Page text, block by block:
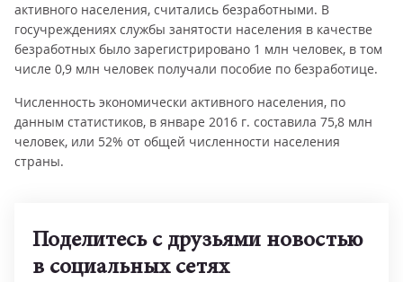
активного населения, считались безработными. В
госучреждениях службы занятости населения в качестве
безработных было зарегистрировано 1 млн человек, в том
числе 0,9 млн человек получали пособие по безработице.
Численность экономически активного населения, по
данным статистиков, в январе 2016 г. составила 75,8 млн
человек, или 52% от общей численности населения
страны.
Поделитесь с друзьями новостью
в социальных сетях